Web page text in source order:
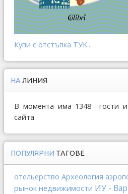
Купи с отстъпка ТУК...
НА ЛИНИЯ
В момента има 1348 гости
сайта
ПОПУЛЯРНИ ТАГОВЕ
отельерство Археология
рынок недвижимости ИУ -